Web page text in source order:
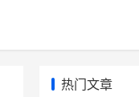
热门文章